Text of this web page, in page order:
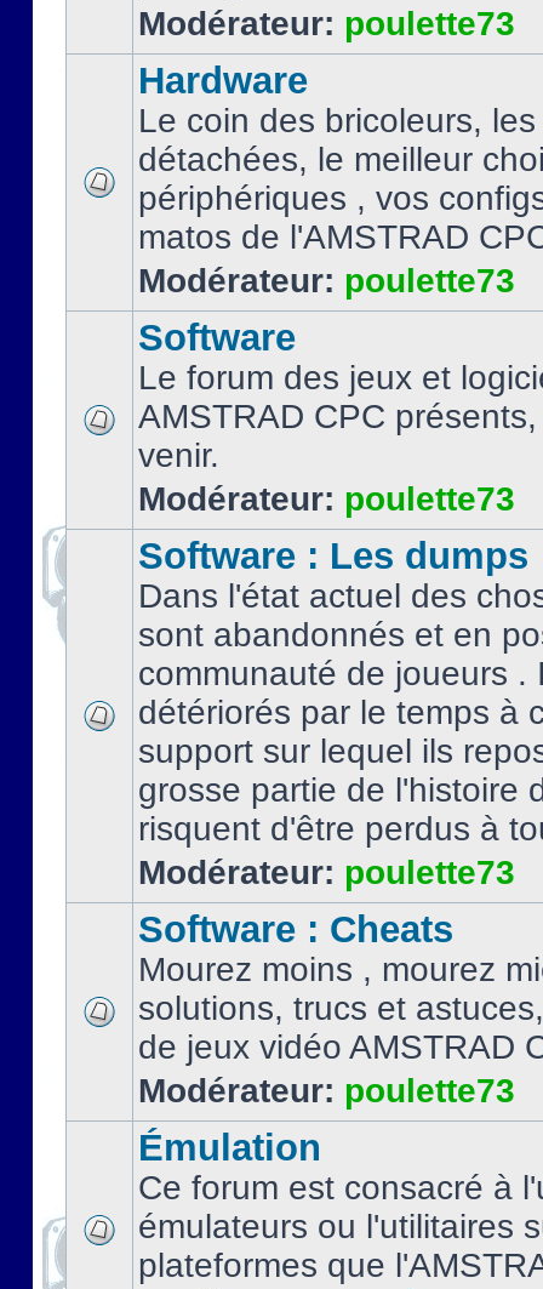
Modérateur: poulette73
Hardware
Le coin des bricoleurs,
détachées, le meilleur
périphériques , vos
matos de l'AMSTRAD
Modérateur: poulette73
Software
Le forum des jeux et
AMSTRAD CPC
venir.
Modérateur: poulette73
Software : Les dumps
Dans l'état actuel des
sont abandonnés et en
communauté de joueurs .
détériorés par le temps à
support sur lequel ils
grosse partie de l'histoire
risquent d'être perdus à
Modérateur: poulette73
Software : Cheats
Mourez moins , mourez
solutions, trucs et
de jeux vidéo AMSTRAD
Modérateur: poulette73
Émulation
Ce forum est consacré à
émulateurs ou l'utilitaires
plateformes que